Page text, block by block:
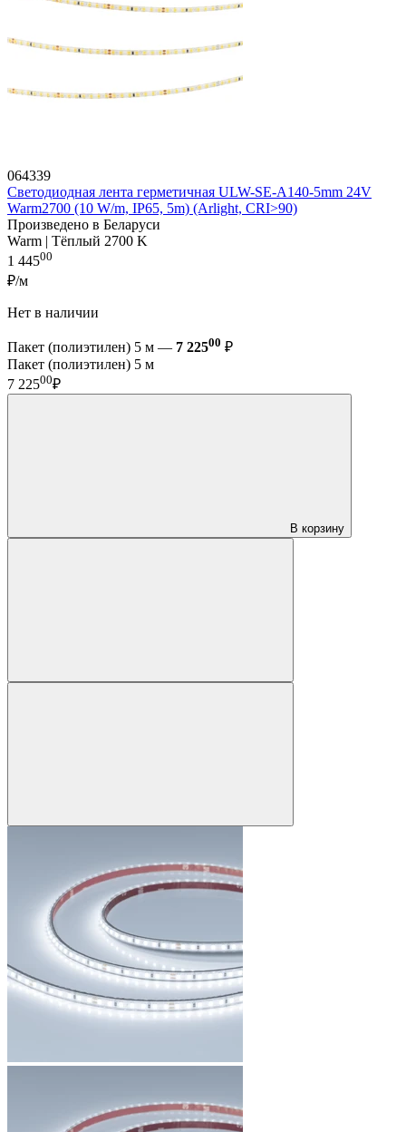
064339
Светодиодная лента герметичная ULW-SE-A140-5mm 24V
Warm2700 (10 W/m, IP65, 5m) (Arlight, CRI>90)
Произведено в Беларуси
Warm | Тёплый 2700 K
1 44500
₽/м
Нет в наличии
Пакет (полиэтилен) 5 м — 7 22500 ₽
Пакет (полиэтилен) 5 м
7 22500₽
В корзину